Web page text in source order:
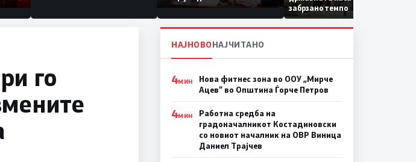
Коридор 8, Македонија
станува раскрсница на
Балканот
забрзано темпо
го
НАЈНОВОНАЈЧИТАНО
4МИН
Нова фитнес зона во ООУ „Мирче
Ацев“ во Општина Ѓорче Петров
4МИН
Работна средба на
градоначалникот Костадиновски
со новиот началник на ОВР Виница
Даниел Трајчев